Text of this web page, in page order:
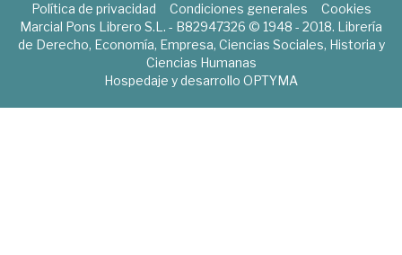
Política de privacidad Condiciones generales
Cookies
Marcial Pons Librero S.L. - B82947326 © 1948 - 2018. Librería
de Derecho, Economía, Empresa, Ciencias Sociales, Historia y
Ciencias Humanas
Hospedaje y desarrollo OPTYMA